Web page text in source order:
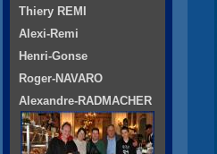
Thiery REMI
Alexi-Remi
Henri-Gonse
Roger-NAVARO
Alexandre-RADMACHER